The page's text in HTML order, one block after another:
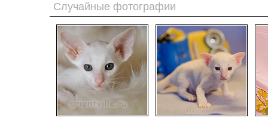
Случайные фотографии